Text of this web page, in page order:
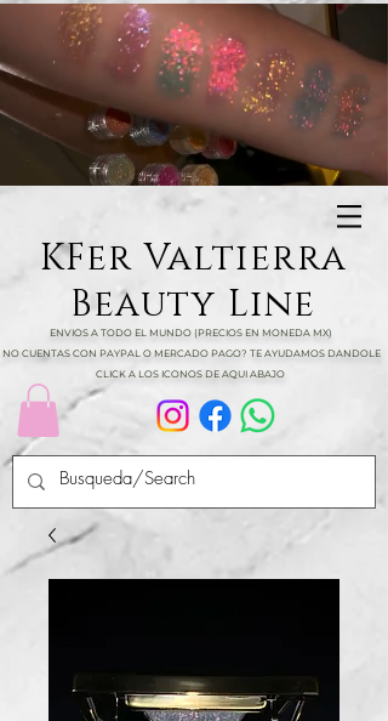
KFer Valtierra
Beauty Line
ENVIOS A TODO EL MUNDO (PRECIOS EN MONEDA MX)
NO CUENTAS CON PAYPAL O MERCADO PAGO? TE AYUDAMOS DANDOLE
CLICK A LOS ICONOS DE AQUI ABAJO